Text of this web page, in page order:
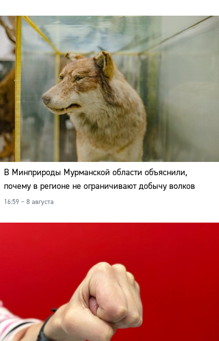
В Минприроды Мурманской области объяснили,
почему в регионе не ограничивают добычу волков
16:59 – 8 августа